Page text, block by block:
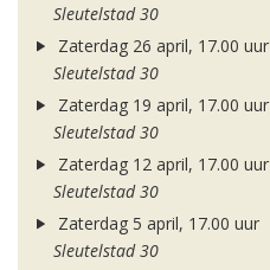
Sleutelstad 30
Zaterdag 26 april, 17.00 uur
Sleutelstad 30
Zaterdag 19 april, 17.00 uur
Sleutelstad 30
Zaterdag 12 april, 17.00 uur
Sleutelstad 30
Zaterdag 5 april, 17.00 uur
Sleutelstad 30